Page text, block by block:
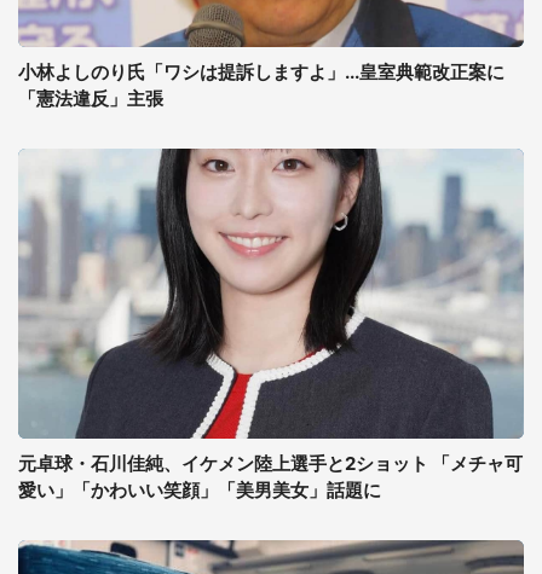
小林よしのり氏「ワシは提訴しますよ」...皇室典範改正案に
「憲法違反」主張
元卓球・石川佳純、イケメン陸上選手と2ショット 「メチャ可
愛い」「かわいい笑顔」「美男美女」話題に